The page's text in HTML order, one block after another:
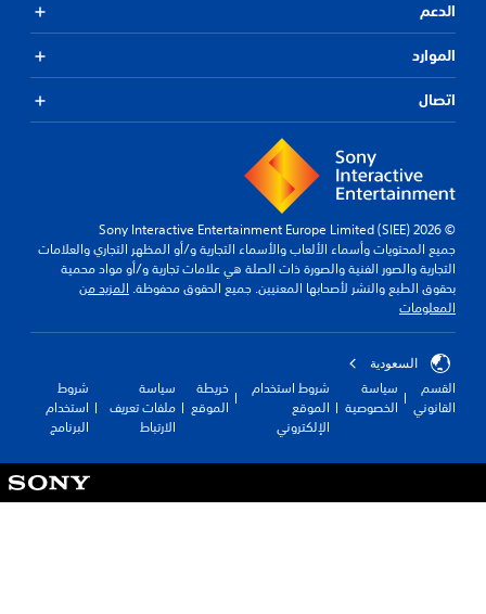
الدعم
الموارد
اتصال
© 2026 Sony Interactive Entertainment Europe Limited (SIEE)
جميع المحتويات وأسماء الألعاب والأسماء التجارية و/أو المظهر التجاري والعلامات
التجارية والصور الفنية والصورة ذات الصلة هي علامات تجارية و/أو مواد محمية
بحقوق الطبع والنشر لأصحابها المعنيين. جميع الحقوق محفوظة.المزيد من
المعلومات
السعودية
القسم
القانوني
سياسة
الخصوصية
شروط استخدام
الموقع
الإلكتروني
خريطة
الموقع
سياسة
ملفات تعريف
الارتباط
شروط
استخدام
البرنامج